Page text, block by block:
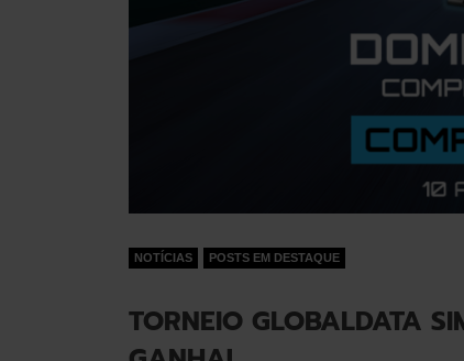
NOTÍCIAS POSTS EM DESTAQUE
TORNEIO GLOBALDATA